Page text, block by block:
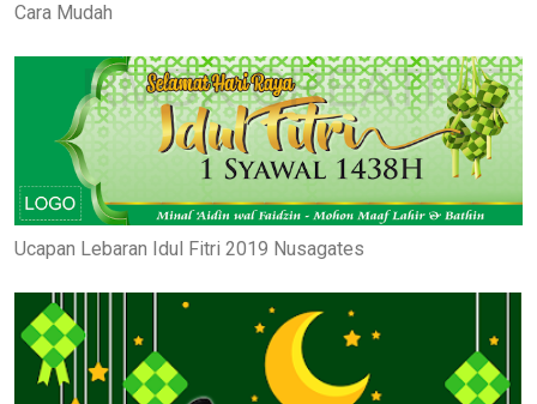
Cara Mudah
Ucapan Lebaran Idul Fitri 2019 Nusagates